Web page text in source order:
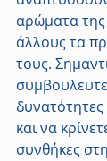
αρώματα
άλλους τα
τους.
και να
συνθήκες